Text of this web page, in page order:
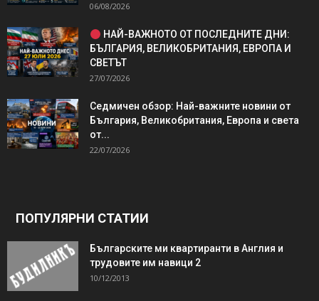
06/08/2026
НАЙ-ВАЖНОТО ОТ ПОСЛЕДНИТЕ ДНИ:
БЪЛГАРИЯ, ВЕЛИКОБРИТАНИЯ, ЕВРОПА И
СВЕТЪТ
27/07/2026
Седмичен обзор: Най-важните новини от
България, Великобритания, Европа и света
от...
22/07/2026
ПОПУЛЯРНИ СТАТИИ
Българските ми квартиранти в Англия и
трудовите им навици 2
10/12/2013